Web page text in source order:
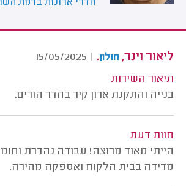
חדרי ארונות ברמת
ליאור וינר, חולון.
|
15/05/2025
תיאור השירות
בנייה והתקנת ארון קיר בחדר הורים.
חוות דעת
הייתי מאוד מרוצה! עבודה נהדרת
מדידה בבית הלקוח ואספקה מהירה.